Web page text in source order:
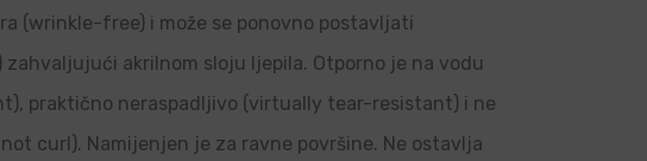
(wrinkle-free) i može se ponovno postavljati
zahvaljujući akrilnom sloju ljepila. Otporno je na vodu
praktično neraspadljivo (virtually tear-resistant) i ne
curl). Namijenjen je za ravne površine. Ne ostavlja